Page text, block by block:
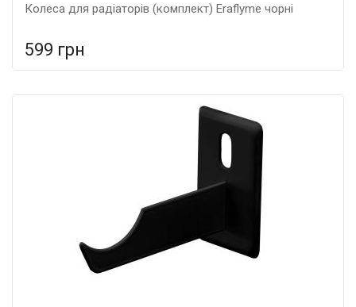
Колеса для радіаторів (комплект) Eraflyme чорні
599 грн